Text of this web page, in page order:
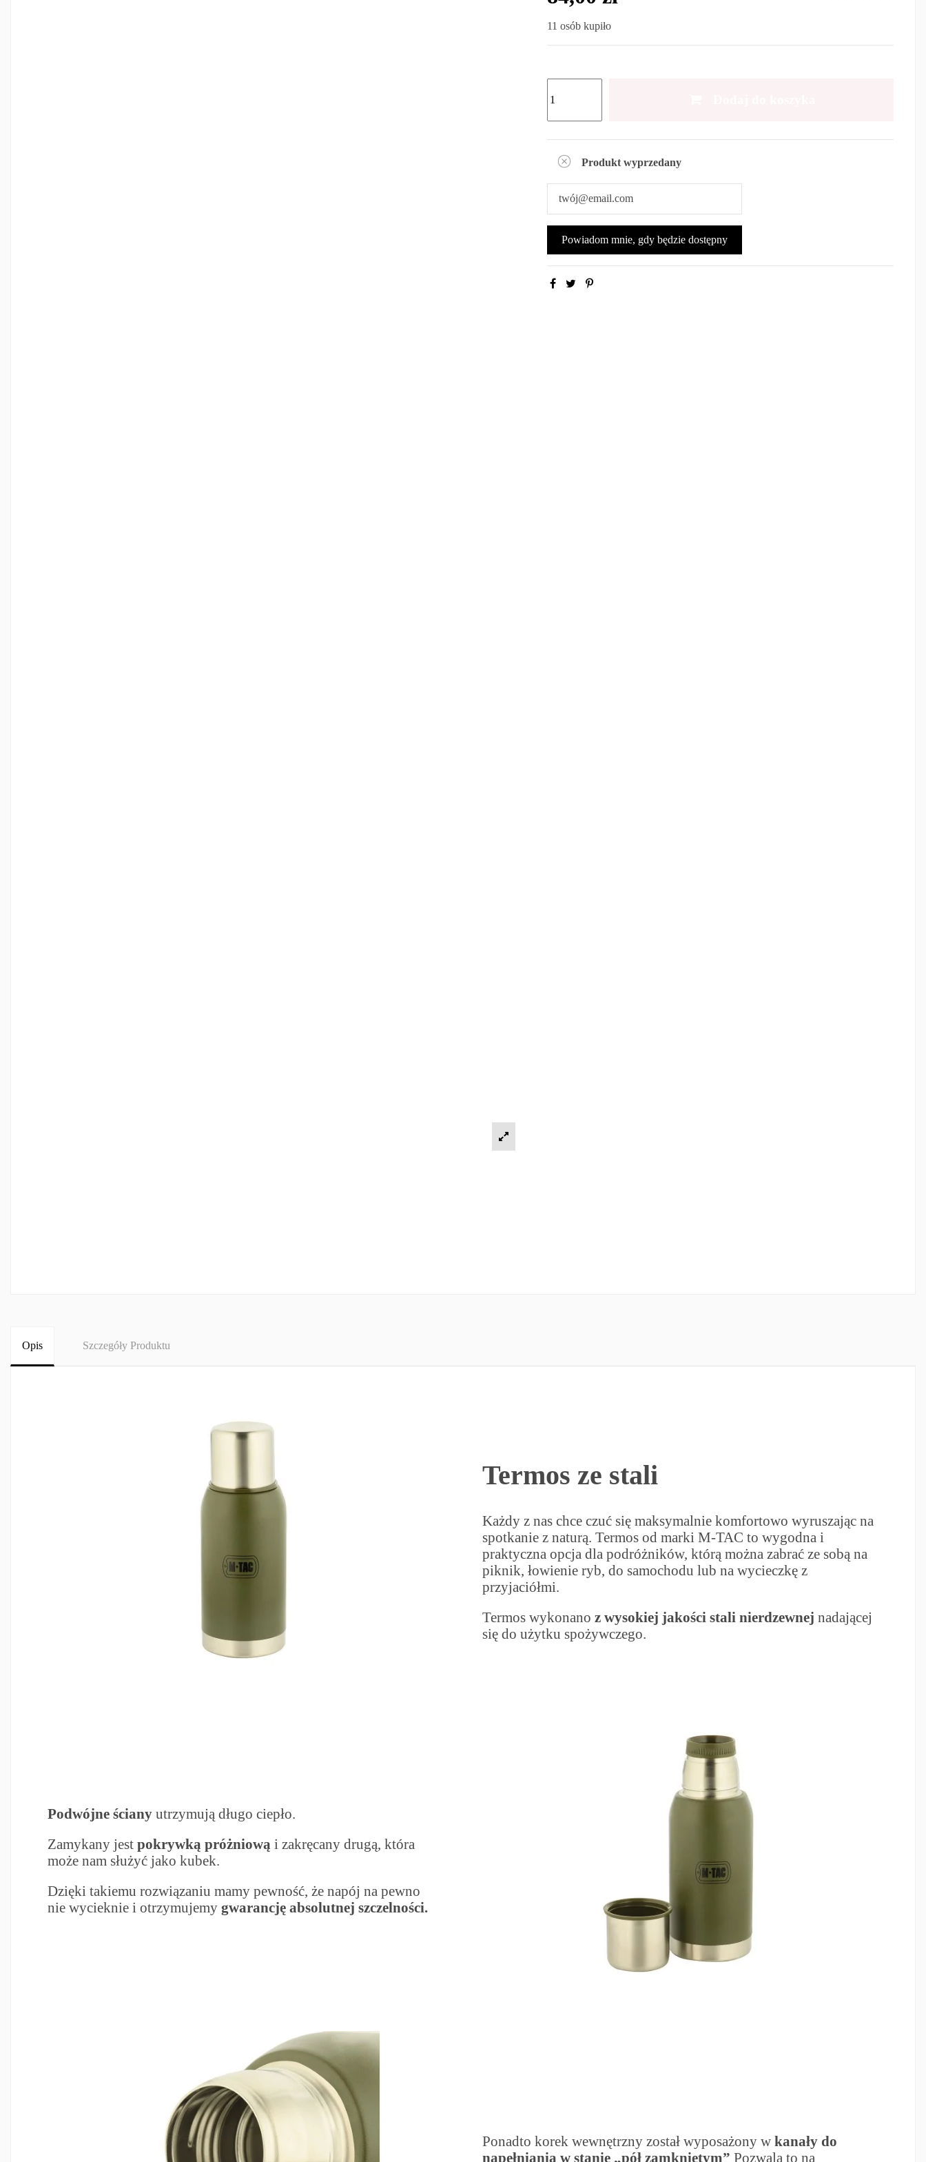
11 osób kupiło
Produkt wyprzedany
Opis Szczegóły Produktu
Termos ze stali
Każdy z nas chce czuć się maksymalnie komfortowo wyruszając na
spotkanie z naturą. Termos od marki M-TAC to wygodna i
praktyczna opcja dla podróżników, którą można zabrać ze sobą na
piknik, łowienie ryb, do samochodu lub na wycieczkę z
przyjaciółmi.
Termos wykonano z wysokiej jakości stali nierdzewnej nadającej
się do użytku spożywczego.
Podwójne ściany utrzymują długo ciepło.
Zamykany jestpokrywką próżniową i zakręcany drugą, która
może nam służyć jako kubek.
Dzięki takiemu rozwiązaniu mamy pewność, że napój na pewno
nie wycieknie i otrzymujemygwarancję absolutnej szczelności.
Ponadto korek wewnętrzny został wyposażony w kanały do
napełniania w stanie „pół zamkniętym” Pozwala to na